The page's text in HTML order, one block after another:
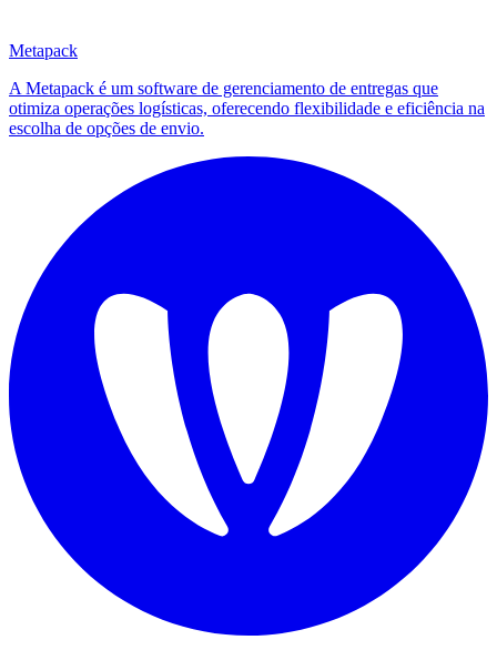
Metapack
A Metapack é um software de gerenciamento de entregas que
otimiza operações logísticas, oferecendo flexibilidade e eficiência na
escolha de opções de envio.